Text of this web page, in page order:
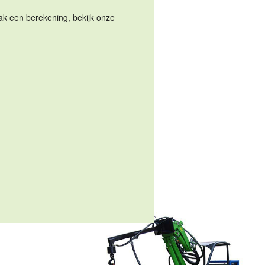
een berekening, bekijk onze